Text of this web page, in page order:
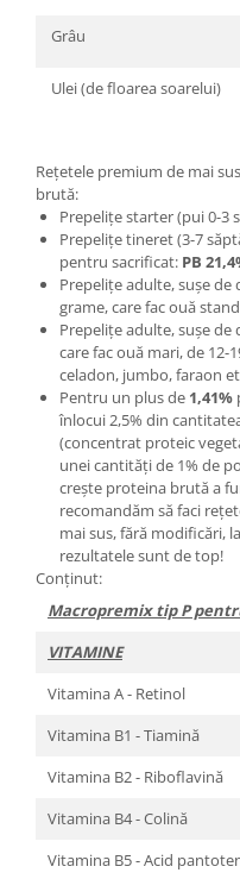
Grâu
Ulei (de floarea soarelui)
Reţetele premium de mai
brută:
Prepeliţe starter (pui 0-3
Prepeliţe tineret (3-7
pentru sacrificat: PB
Prepeliţe adulte, suşe
grame, care fac ouă
Prepeliţe adulte, suşe
care fac ouă mari, de 12-
celadon, jumbo, faraon
Pentru un plus de 1,41%
înlocui 2,5% din
(concentrat proteic
unei cantităţi de 1% de
creşte proteina brută a
recomandăm să faci
mai sus, fără modificări,
rezultatele sunt de top!
Conţinut:
Macropremix tip P
VITAMINE
Vitamina A - Retinol
Vitamina B1 - Tiamină
Vitamina B2 - Riboflavină
Vitamina B4 - Colină
Vitamina B5 - Acid